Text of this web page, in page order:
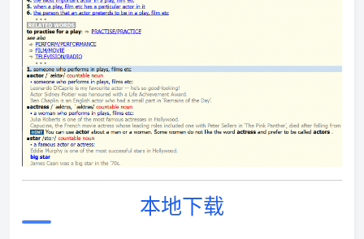
本地下载